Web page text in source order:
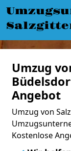
Umzug
Angebot
Umzug von
Kostenlose